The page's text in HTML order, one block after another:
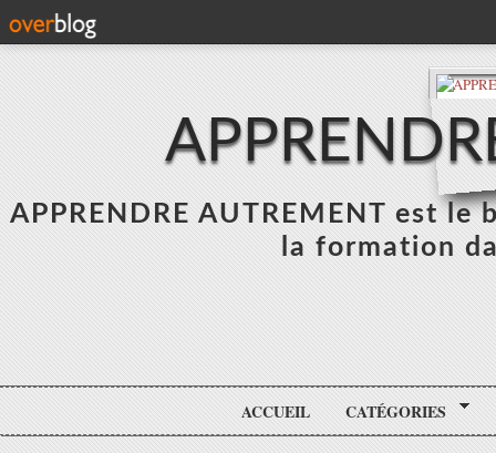
APPRENDRE AUTREMENT est
la formation
ACCUEIL CATÉGORIES